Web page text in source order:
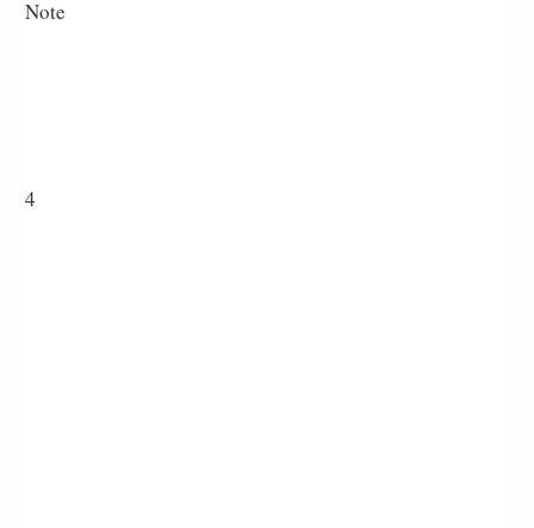
Note
4